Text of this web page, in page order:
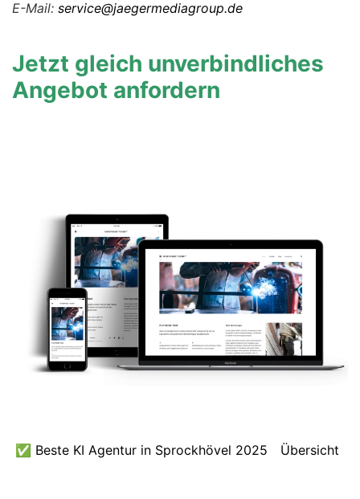
E-Mail: service@jaegermediagroup.de
Jetzt gleich unverbindliches
Angebot anfordern
✅ Beste KI Agentur in Sprockhövel 2025 Übersicht